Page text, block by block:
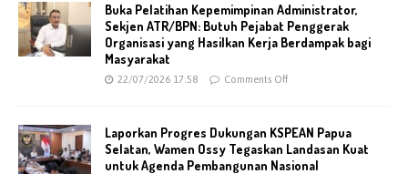
Buka Pelatihan Kepemimpinan Administrator,
Sekjen ATR/BPN: Butuh Pejabat Penggerak
Organisasi yang Hasilkan Kerja Berdampak bagi
Masyarakat
22/07/2026 17:58 Comments Off
Laporkan Progres Dukungan KSPEAN Papua
Selatan, Wamen Ossy Tegaskan Landasan Kuat
untuk Agenda Pembangunan Nasional